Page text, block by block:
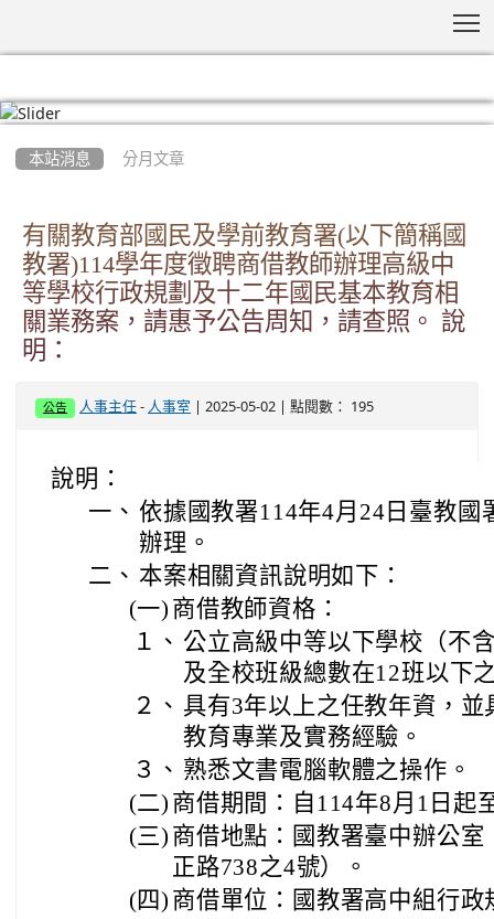
本站消息 分月文章
有關教育部國民及學前教育署(以下簡稱國
教署)114學年度徵聘商借教師辦理高級中
等學校行政規劃及十二年國民基本教育相
關業務案，請惠予公告周知，請查照。 說
明：
公告 人事主任 - 人事室 | 2025-05-02 | 點閱數： 195
說明：
一、 依據國教署114年4月24日臺教國
辦理。
二、 本案相關資訊說明如下：
(一) 商借教師資格：
１、 公立高級中等以下學校（不
及全校班級總數在12班以下
２、 具有3年以上之任教年資，
教育專業及實務經驗。
３、 熟悉文書電腦軟體之操作。
(二) 商借期間：自114年8月1日起
(三) 商借地點：國教署臺中辦公
正路738之4號）。
(四) 商借單位：國教署高中組行政